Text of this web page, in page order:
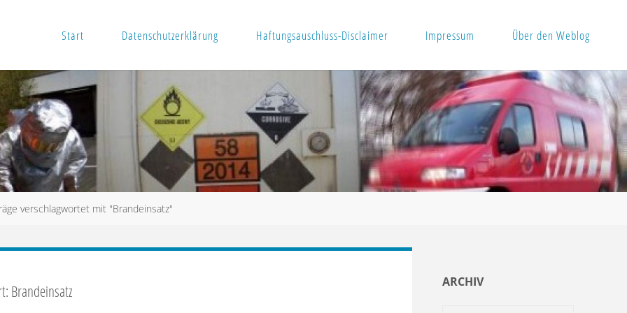
Start Datenschutzerklärung Haftungsauschluss-Disclaimer Impressum Über den Weblog
verschlagwortet mit "Brandeinsatz"
Brandeinsatz ARCHIV